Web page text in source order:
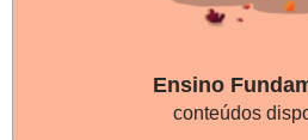
Ensino
conteúdos